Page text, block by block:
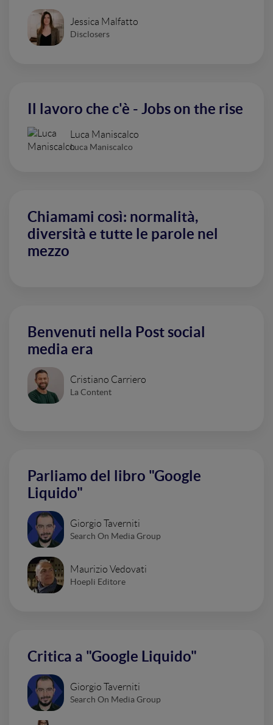
Jessica Malfatto
Disclosers
Il lavoro che c'è - Jobs on the rise
Luca Maniscalco
Luca Maniscalco
Chiamami così: normalità,
diversità e tutte le parole nel
mezzo
Benvenuti nella Post social
media era
Cristiano Carriero
La Content
Parliamo del libro "Google
Liquido"
Giorgio Taverniti
Search On Media Group
Maurizio Vedovati
Hoepli Editore
Critica a "Google Liquido"
Giorgio Taverniti
Search On Media Group